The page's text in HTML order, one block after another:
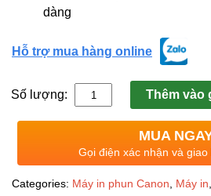
dàng
Hỗ trợ mua hàng online
Số lượng: Thêm vào
MUA
Gọi điện xác nhận và
Categories: Máy in phun Canon Máy in